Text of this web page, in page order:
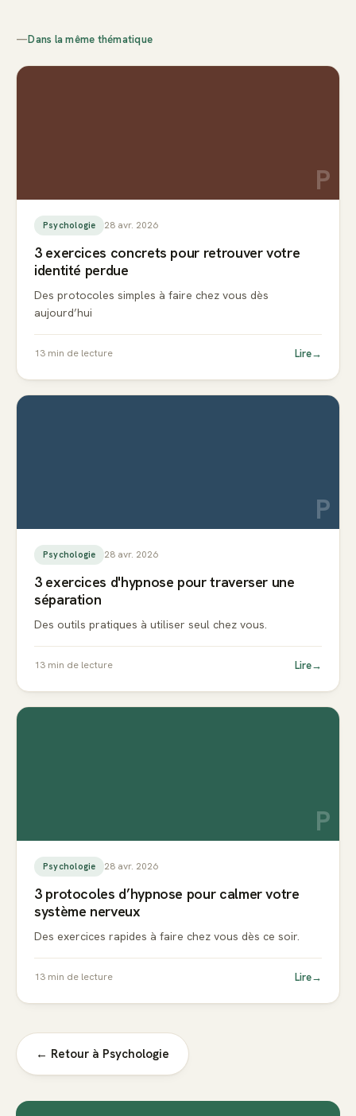
—Dans la même thématique
P
Psychologie 28 avr. 2026
3 exercices concrets pour retrouver votre
identité perdue
Des protocoles simples à faire chez vous dès
aujourd’hui
13 min de lecture Lire→
P
Psychologie 28 avr. 2026
3 exercices d'hypnose pour traverser une
séparation
Des outils pratiques à utiliser seul chez vous.
13 min de lecture Lire→
P
Psychologie 28 avr. 2026
3 protocoles d’hypnose pour calmer votre
système nerveux
Des exercices rapides à faire chez vous dès ce soir.
13 min de lecture Lire→
← Retour à Psychologie